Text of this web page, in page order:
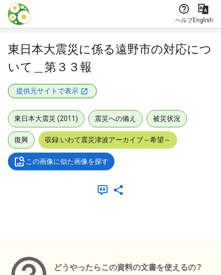
本文に飛ぶ
ヘルプEnglish
東日本大震災に係る遠野市の対応につ
いて＿第３３報
提供元サイトで表示
東日本大震災 (2011) 震災への備え 被災状況
復興 収録:いわて震災津波アーカイブ～希望～
この画像に似た画像を探す
どうやったらこの資料の文書を使えるの？